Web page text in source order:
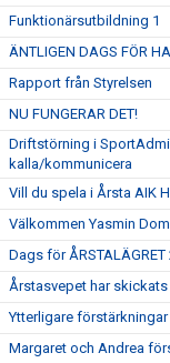
Funktionärsutbildning 1
ÄNTLIGEN DAGS FÖR
Rapport från Styrelsen
NU FUNGERAR DET!
Driftstörning i
kalla/kommunicera
Vill du spela i Årsta AIK
Välkommen Yasmin
Dags för ÅRSTALÄGRET
Årstasvepet har skickats
Ytterligare
Margaret och Andrea